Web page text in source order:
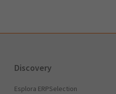
Discovery
Esplora ERPSelection